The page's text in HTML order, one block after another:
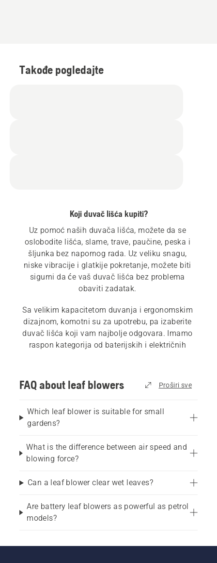
Takođe pogledajte
Koji duvač lišća kupiti?
Uz pomoć naših duvača lišća, možete da se
oslobodite lišća, slame, trave, paučine, peska i
šljunka bez napornog rada. Uz veliku snagu,
niske vibracije i glatkije pokretanje, možete biti
sigurni da će vaš duvač lišća bez problema
Sa velikim kapacitetom duvanja i ergonomskim
dizajnom, komotni su za upotrebu, pa izaberite
duvač lišća koji vam najbolje odgovara. Imamo
raspon kategorija od baterijskih i električnih
komercijalnom sektoru. Naš
vodič za kupovinu
duvača lišća može da vam pomogne da nađete
FAQ about leaf blowers Proširi sve
Which leaf blower is suitable for small
gardens?
What is the difference between air speed and
blowing force?
Can a leaf blower clear wet leaves?
Are battery leaf blowers as powerful as petrol
models?